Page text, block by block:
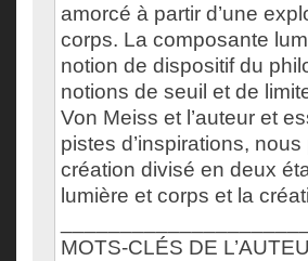
amorcé à partir d’une
corps. La composante
notion de dispositif du
notions de seuil et de
Von Meiss et l’auteur et
pistes d’inspirations,
création divisé en deux
lumière et corps et la
MOTS-CLÉS DE